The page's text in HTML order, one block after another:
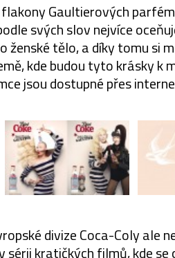
Gaultierových
svých slov nejvíce
ženské tělo, a díky tomu si
kde budou tyto krásky k
jsou dostupné přes
divize Coca-Coly ale
kratičkých filmů, kde se